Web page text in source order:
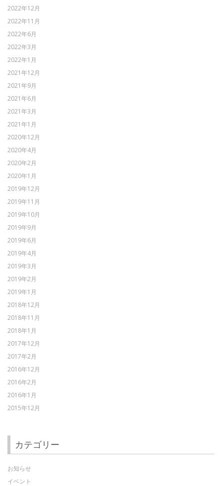
2022年12月
2022年11月
2022年6月
2022年3月
2022年1月
2021年12月
2021年9月
2021年6月
2021年3月
2021年1月
2020年12月
2020年4月
2020年2月
2020年1月
2019年12月
2019年11月
2019年10月
2019年9月
2019年6月
2019年4月
2019年3月
2019年2月
2019年1月
2018年12月
2018年11月
2018年1月
2017年12月
2017年2月
2016年12月
2016年2月
2016年1月
2015年12月
カテゴリー
お知らせ
イベント